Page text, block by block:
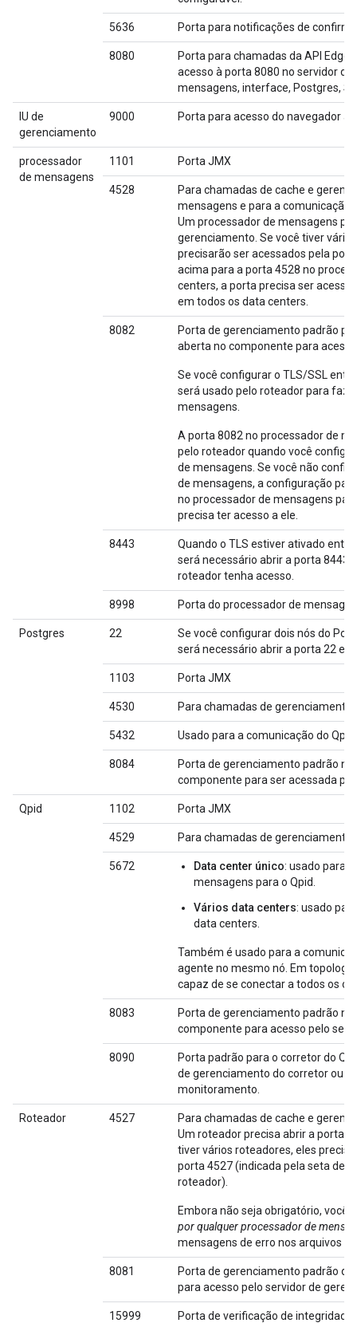
5636 Porta para notificações de
8080
Porta para chamadas da API
acesso à porta 8080 no servidor
mensagens, interface, Postgres,
IU de
gerenciamento
9000 Porta para acesso do navegador
processador
de mensagens
1101 Porta JMX
4528
Para chamadas de cache e
mensagens e para a comunicação
Um processador de mensagens
gerenciamento. Se você tiver
precisarão ser acessados pela
acima para a porta 4528 no
centers, a porta precisa ser
em todos os data centers.
8082
Porta de gerenciamento padrão
aberta no componente para
Se você configurar o TLS/SSL
será usado pelo roteador para
mensagens.
A porta 8082 no processador de
pelo roteador quando você
de mensagens. Se você não
de mensagens, a configuração
no processador de mensagens
precisa ter acesso a ele.
8443
Quando o TLS estiver ativado
será necessário abrir a porta 8443
roteador tenha acesso.
8998 Porta do processador de
Postgres 22
Se você configurar dois nós do
será necessário abrir a porta 22
1103 Porta JMX
4530 Para chamadas de gerenciamento
5432 Usado para a comunicação do
8084
Porta de gerenciamento padrão
componente para ser acessada
Qpid 1102 Porta JMX
4529 Para chamadas de gerenciamento
5672 Data center único: usado para
mensagens para o Qpid.
Vários data centers: usado
data centers.
Também é usado para a
agente no mesmo nó. Em
capaz de se conectar a todos os
8083
Porta de gerenciamento padrão
componente para acesso pelo
8090
Porta padrão para o corretor do
de gerenciamento do corretor ou
monitoramento.
Roteador 4527
Para chamadas de cache e
Um roteador precisa abrir a porta
tiver vários roteadores, eles
porta 4527 (indicada pela seta de
roteador).
Embora não seja obrigatório, você
por qualquer processador de
mensagens de erro nos arquivos
8081
Porta de gerenciamento padrão
para acesso pelo servidor de
15999
Porta de verificação de